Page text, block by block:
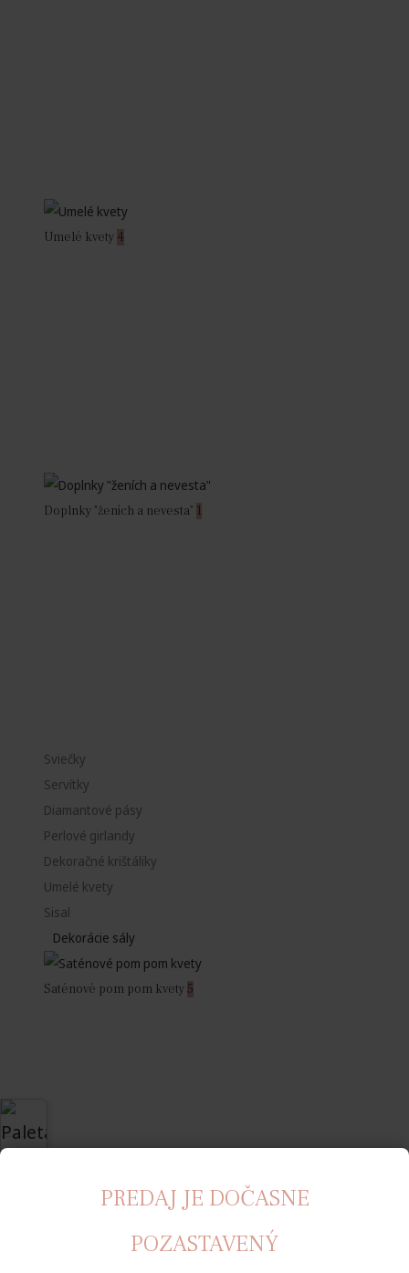
Umelé kvety 4
Doplnky "ženích a nevesta" 1
Sviečky
Servítky
Diamantové pásy
Perlové girlandy
Dekoračné krištáliky
Umelé kvety
Sisal
Dekorácie sály
Saténové pom pom kvety5
PREDAJ JE DOČASNE
POZASTAVENÝ